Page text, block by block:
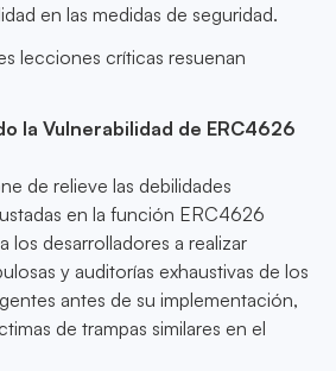
en las medidas de seguridad.
lecciones críticas resuenan
la Vulnerabilidad de ERC4626
de relieve las debilidades
en la función ERC4626
los desarrolladores a realizar
y auditorías exhaustivas de los
antes de su implementación,
de trampas similares en el